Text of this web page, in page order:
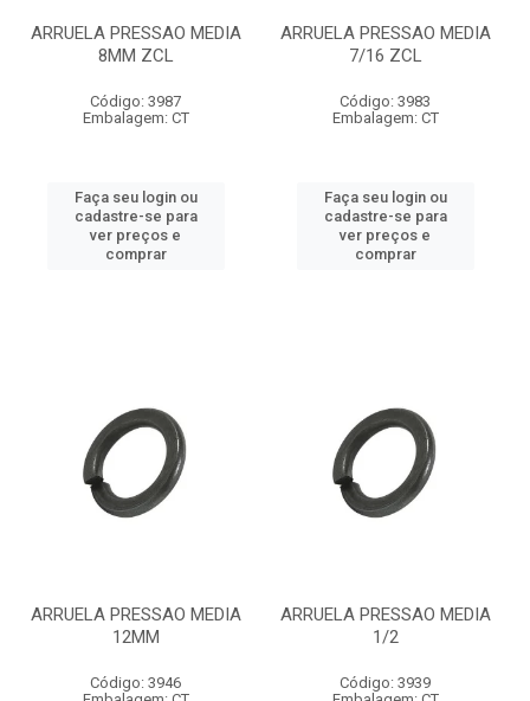
ARRUELA PRESSAO MEDIA
8MM ZCL
Código: 3987
Embalagem: CT
Faça seu login ou
cadastre-se para
ver preços e
comprar
ARRUELA PRESSAO MEDIA
7/16 ZCL
Código: 3983
Embalagem: CT
Faça seu login ou
cadastre-se para
ver preços e
comprar
ARRUELA PRESSAO MEDIA
12MM
Código: 3946
ARRUELA PRESSAO MEDIA
1/2
Código: 3939